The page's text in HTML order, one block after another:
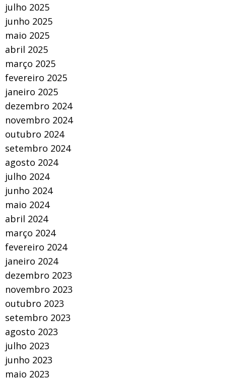
julho 2025
junho 2025
maio 2025
abril 2025
março 2025
fevereiro 2025
janeiro 2025
dezembro 2024
novembro 2024
outubro 2024
setembro 2024
agosto 2024
julho 2024
junho 2024
maio 2024
abril 2024
março 2024
fevereiro 2024
janeiro 2024
dezembro 2023
novembro 2023
outubro 2023
setembro 2023
agosto 2023
julho 2023
junho 2023
maio 2023